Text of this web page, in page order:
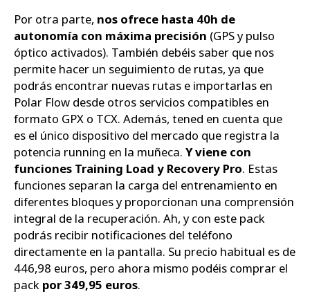
Por otra parte, nos ofrece hasta 40h de
autonomía con máxima precisión (GPS y pulso
óptico activados). También debéis saber que nos
permite hacer un seguimiento de rutas, ya que
podrás encontrar nuevas rutas e importarlas en
Polar Flow desde otros servicios compatibles en
formato GPX o TCX. Además, tened en cuenta que
es el único dispositivo del mercado que registra la
potencia running en la muñeca. Y viene con
funciones Training Load y Recovery Pro. Estas
funciones separan la carga del entrenamiento en
diferentes bloques y proporcionan una comprensión
integral de la recuperación. Ah, y con este pack
podrás recibir notificaciones del teléfono
directamente en la pantalla. Su precio habitual es de
446,98 euros, pero ahora mismo podéis comprar el
pack por 349,95 euros.